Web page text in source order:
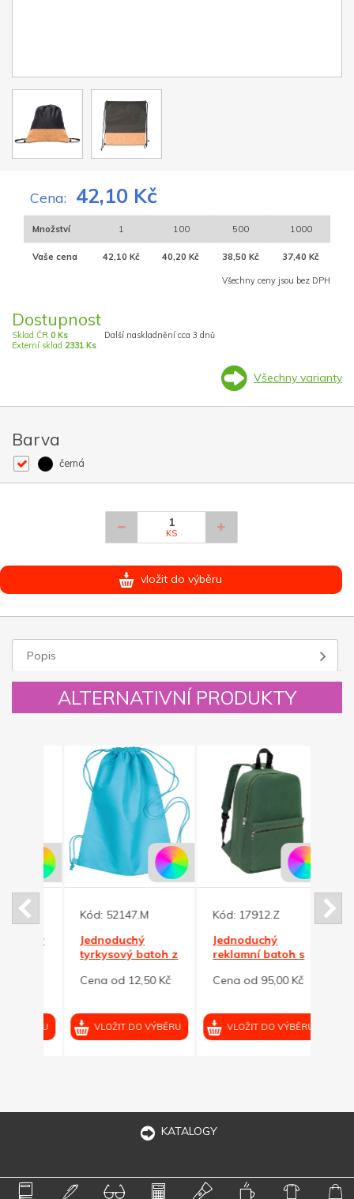
Cena: 42,10 Kč
Množství 1 100 500 1000
Vaše cena 42,10 Kč 40,20 Kč 38,50 Kč 37,40 Kč
Všechny ceny jsou bez DPH
Dostupnost
Sklad ČR 0 Ks
Externí sklad 2331 Ks
Další naskladnění cca 3 dnů
Všechny varianty
Barva
černá
KS
vložit do výběru
Popis
ALTERNATIVNÍ PRODUKTY
Kód:52147.M
Jednoduchý
tyrkysový batoh z
Cena od 12,50 Kč
VLOŽIT DO VÝBĚRU
Kód:17912.Z
Jednoduchý
reklamní batoh s
kapsou,tm.zelený
Cena od 95,00 Kč
VLOŽIT DO VÝBĚRU
Kód:
KATALOGY